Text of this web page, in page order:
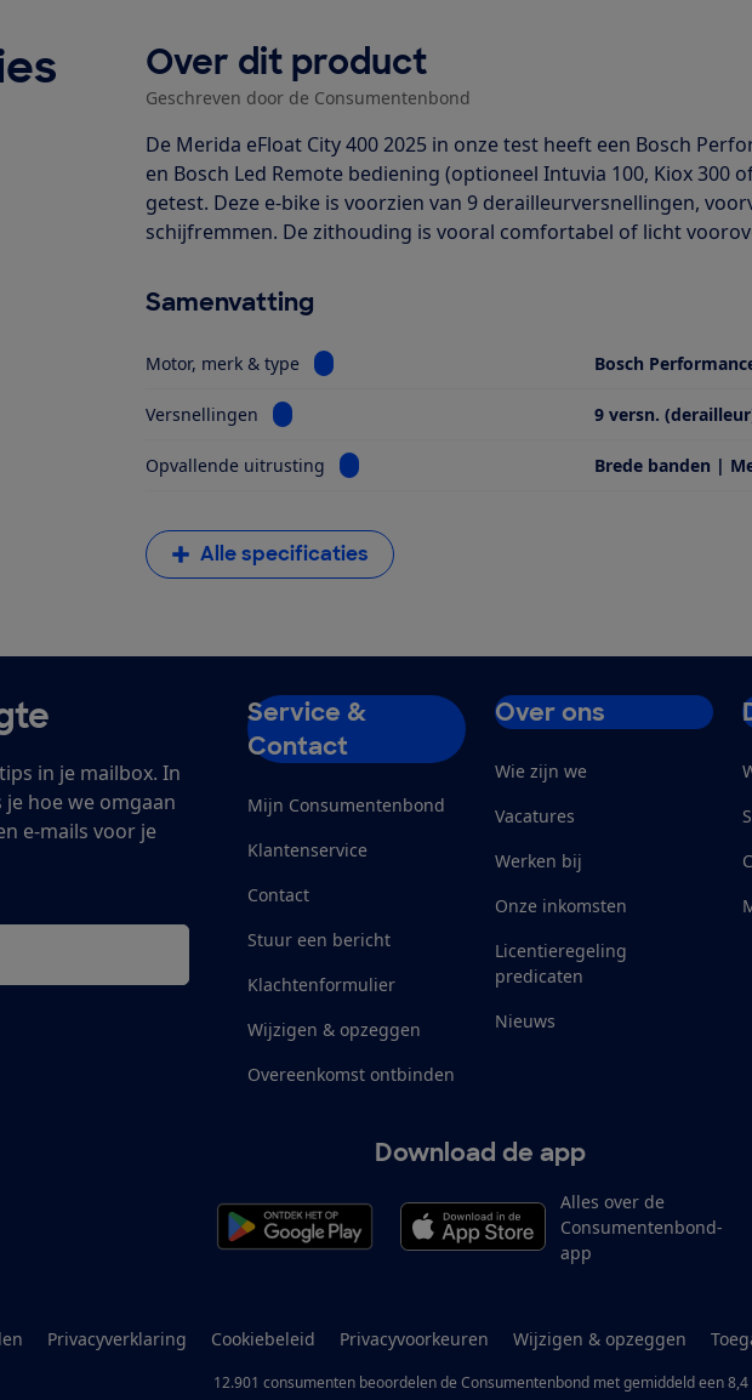
Over dit product
Geschreven door de Consumentenbond
De Merida eFloat City 400 2025 in onze test heeft een Bosch
en Bosch Led Remote bediening (optioneel Intuvia 100, Kiox 300
getest. Deze e-bike is voorzien van 9 derailleurversnellingen,
schijfremmen. De zithouding is vooral comfortabel of licht
Samenvatting
Motor, merk & type Bekijk informatie voor Motor, merk & type
Bosch
Versnellingen Bekijk informatie voor Versnellingen 9 versn.
Opvallende uitrusting Bekijk informatie voor Opvallende uitrusting
Brede banden |
Alle specificaties
in je mailbox. In
je hoe we omgaan
e-mails voor je
Service &
Contact
Mijn Consumentenbond
Klantenservice
Contact
Stuur een bericht
Klachtenformulier
Wijzigen & opzeggen
Overeenkomst ontbinden
Over ons
Wie zijn we
Vacatures
Werken bij
Onze inkomsten
Licentieregeling
predicaten
Nieuws
Download de app
Alles over de
Consumentenbond-
app
Privacyverklaring Cookiebeleid Privacyvoorkeuren Wijzigen & opzeggen
12.901 consumenten beoordelen de Consumentenbondmet gemiddeld een 8,4